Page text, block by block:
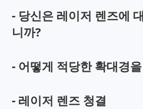
- 당신은 레이저 렌즈에
니까?
- 어떻게 적당한 확대경
- 레이저 렌즈 청결